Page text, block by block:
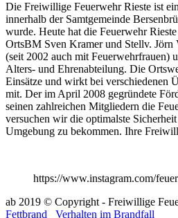
Die Freiwillige Feuerwehr Rieste ist
innerhalb der Samtgemeinde
wurde. Heute hat die Feuerwehr
OrtsBM Sven Kramer und Stellv.
(seit 2002 auch mit Feuerwehrfrauen)
Alters- und Ehrenabteilung. Die
Einsätze und wirkt bei verschiedenen
mit. Der im April 2008 gegründete
seinen zahlreichen Mitgliedern die
versuchen wir die optimalste
Umgebung zu bekommen. Ihre
https://www.instagram.com/
ab 2019 © Copyright - Freiwillige
Fettbrand
Verhalten im Brandfall